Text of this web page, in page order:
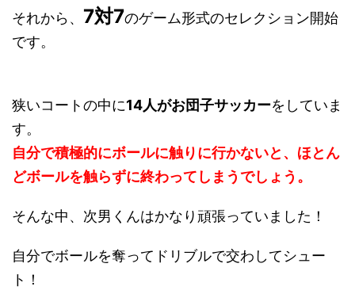
それから、 7対7のゲーム形式のセレクション開始
です。
狭いコートの中に14人がお団子サッカーをしていま
す。
自分で積極的にボールに触りに行かないと、ほとん
どボールを触らずに終わってしまうでしょう。
そんな中、次男くんはかなり頑張っていました！
自分でボールを奪ってドリブルで交わしてシュー
ト！